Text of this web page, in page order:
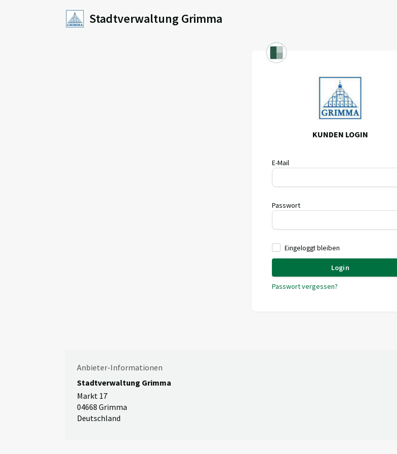
Stadtverwaltung Grimma
KUNDEN LOGIN
E-Mail
Passwort
Eingeloggt bleiben
Login
Passwort vergessen?
Anbieter-Informationen
Stadtverwaltung Grimma
Markt 17
04668 Grimma
Deutschland